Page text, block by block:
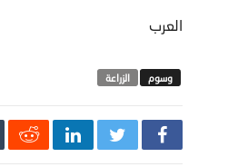
العرب
الزراعة